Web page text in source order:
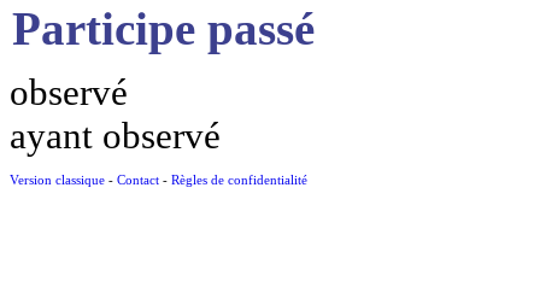
Participe passé
observé
ayant observé
Version classique - Contact - Règles de confidentialité